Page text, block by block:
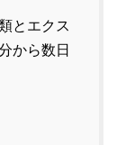
とエクス
から数日